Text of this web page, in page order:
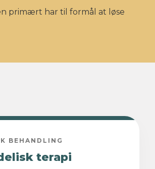
primært har til formål at løse
BEHANDLING
terapi